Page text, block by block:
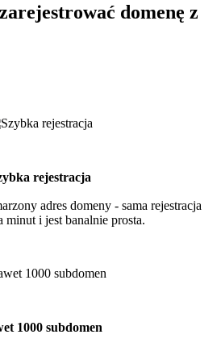
domenę z
rejestracja
adres domeny - sama rejestracja
minut i jest banalnie prosta.
1000 subdomen